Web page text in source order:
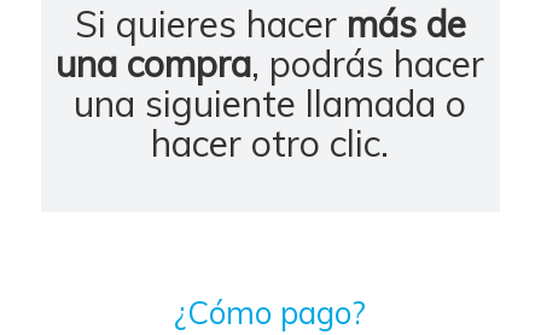
Si quieres hacer más de
una compra, podrás hacer
una siguiente llamada o
hacer otro clic.
¿Cómo pago?